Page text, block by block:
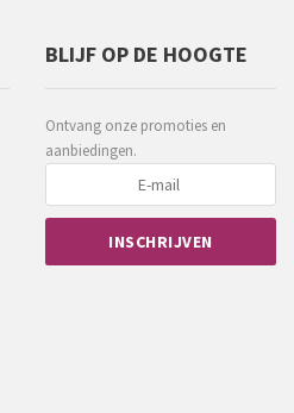
BLIJF OP DE HOOGTE
Ontvang onze promoties en
aanbiedingen.